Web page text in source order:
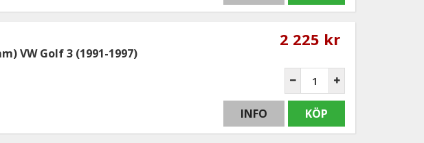
VW Golf 3 (1991-1997)
2 225 kr
INFO KÖP